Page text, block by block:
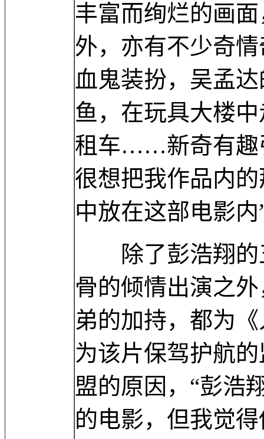
丰富而绚烂的画
外，亦有不少奇
血鬼装扮，吴孟
鱼，在玩具大楼
租车……新奇有趣
很想把我作品内
中放在这部电影内
除了彭浩翔的
骨的倾情出演之
弟的加持，都为
为该片保驾护航
盟的原因，“彭浩
的电影，但我觉